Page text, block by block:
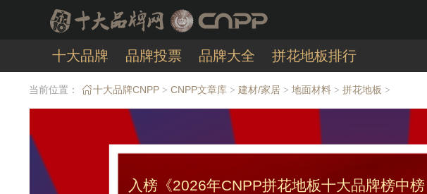
十大品牌 品牌投票 品牌大全 拼花地板排行
当前位置： 十大品牌CNPP > CNPP文章库 > 建材/家居 > 地面材料 > 拼花地板 >
入榜《2026年CNPP拼花地板十大品牌榜中榜